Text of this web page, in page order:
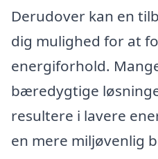
Derudover kan en
dig mulighed for at
energiforhold.
bæredygtige
resultere i lavere
en mere miljøvenlig